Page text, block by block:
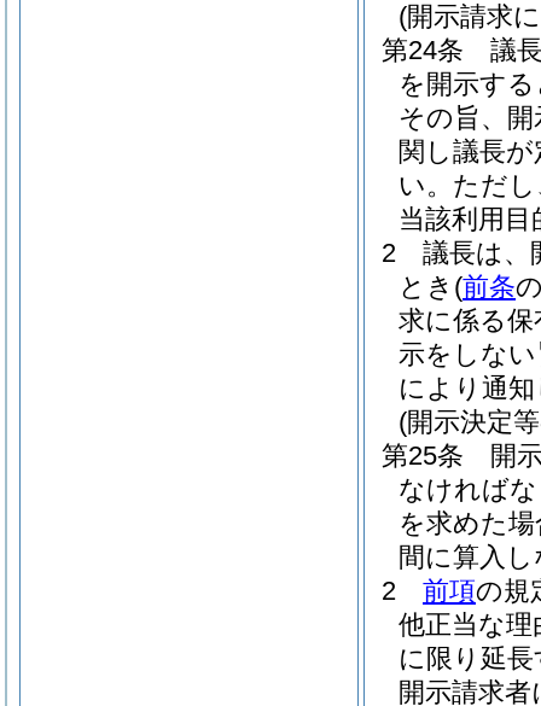
(開示請求
第24条
議
を開示す
その旨、
関し議長
い。 ただ
当該利用
2
議長は、
とき (前条
求に係る
示をしな
により通
(開示決定
第25条
開
なければ
を求めた
間に算入
2
前項の規
他正当な
に限り延
開示請求